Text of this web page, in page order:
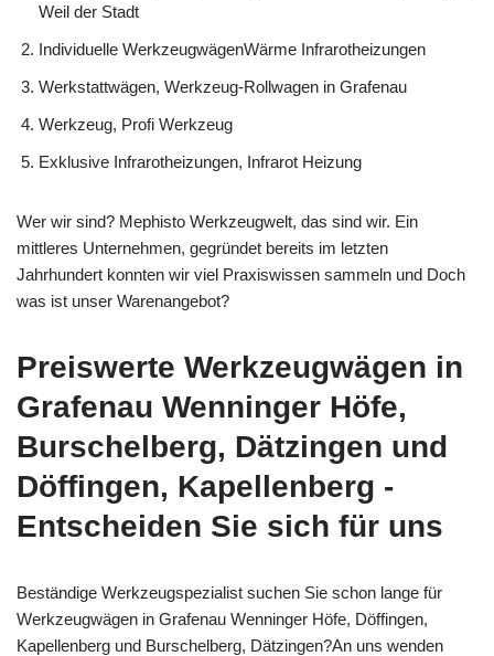
Weil der Stadt
Individuelle WerkzeugwägenWärme Infrarotheizungen
Werkstattwägen, Werkzeug-Rollwagen in Grafenau
Werkzeug, Profi Werkzeug
Exklusive Infrarotheizungen, Infrarot Heizung
Wer wir sind? Mephisto Werkzeugwelt, das sind wir. Ein
mittleres Unternehmen, gegründet bereits im letzten
Jahrhundert konnten wir viel Praxiswissen sammeln und Doch
was ist unser Warenangebot?
Preiswerte Werkzeugwägen in
Grafenau Wenninger Höfe,
Burschelberg, Dätzingen und
Döffingen, Kapellenberg -
Entscheiden Sie sich für uns
Beständige Werkzeugspezialist suchen Sie schon lange für
Werkzeugwägen in Grafenau Wenninger Höfe, Döffingen,
Kapellenberg und Burschelberg, Dätzingen?An uns wenden